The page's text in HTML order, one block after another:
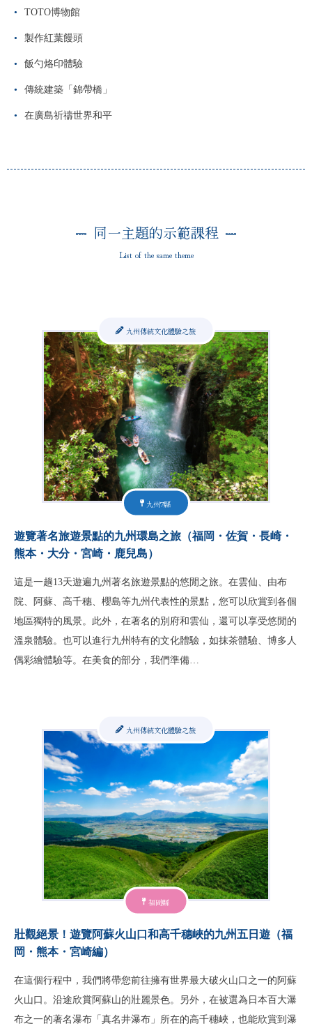
TOTO博物館
製作紅葉饅頭
飯勺烙印體驗
傳統建築「錦帶橋」
在廣島祈禱世界和平
同一主題的示範課程
List of the same theme
九州7縣
九州傳統文化體驗之旅
遊覽著名旅遊景點的九州環島之旅（福岡・佐賀・長崎・
熊本・大分・宮崎・鹿兒島）
這是一趟13天遊遍九州著名旅遊景點的悠閒之旅。在雲仙、由布
院、阿蘇、高千穗、櫻島等九州代表性的景點，您可以欣賞到各個
地區獨特的風景。此外，在著名的別府和雲仙，還可以享受悠閒的
溫泉體驗。也可以進行九州特有的文化體驗，如抹茶體驗、博多人
偶彩繪體驗等。在美食的部分，我們準備…
福岡縣
九州傳統文化體驗之旅
壯觀絕景！遊覽阿蘇火山口和高千穗峽的九州五日遊（福
岡・熊本・宮崎編）
在這個行程中，我們將帶您前往擁有世界最大破火山口之一的阿蘇
火山口。沿途欣賞阿蘇山的壯麗景色。另外，在被選為日本百大瀑
布之一的著名瀑布「真名井瀑布」所在的高千穗峽，也能欣賞到瀑